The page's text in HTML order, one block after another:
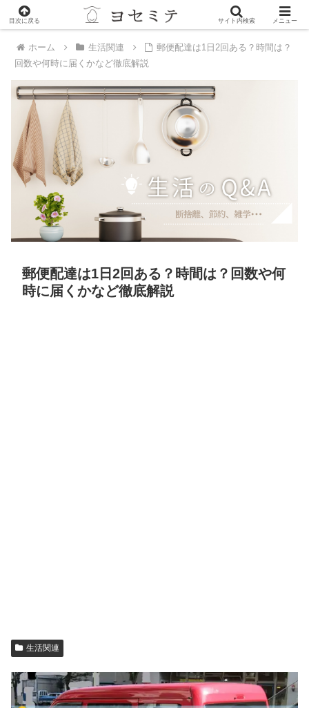
PR
ホーム 生活関連
郵便配達は1日2回ある？時間は？
回数や何時に届くかなど徹底解説
郵便配達は1日2回ある？時間は？回数や何
時に届くかなど徹底解説
生活関連
目次に戻る サイト内検索 メニュー